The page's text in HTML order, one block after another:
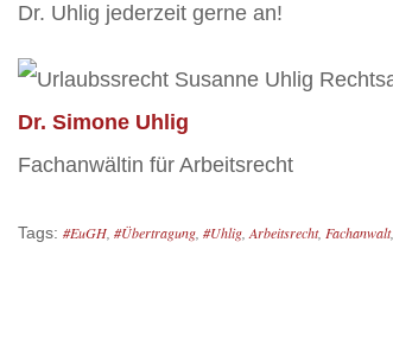
Dr. Uhlig jederzeit gerne an!
Dr. Simone Uhlig
Fachanwältin für Arbeitsrecht
Tags: #EuGH #Übertragung #Uhlig Arbeitsrecht, Fachanwalt,